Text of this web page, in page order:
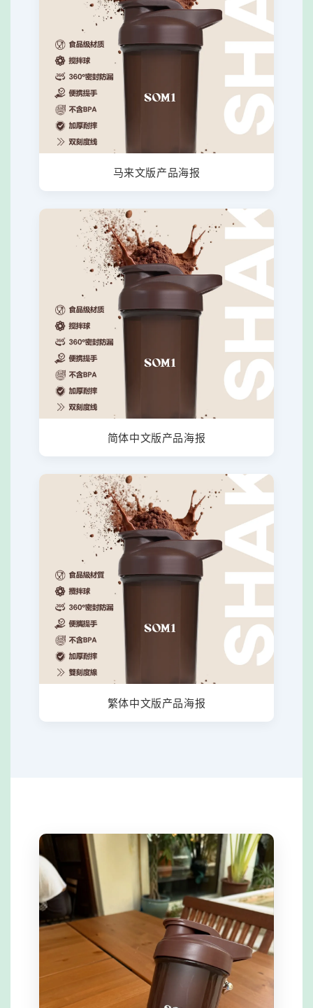
马来文版产品海报
简体中文版产品海报
繁体中文版产品海报